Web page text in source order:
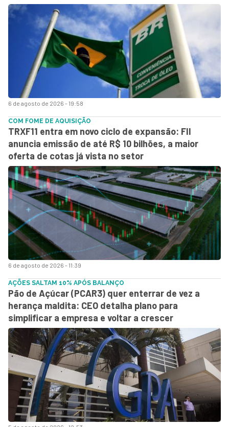
6 de agosto de 2026 - 19:58
6 de agosto de 2026 - 11:39
COM FOME DE AQUISIÇÃO
TRXF11 entra em novo ciclo de expansão: FII
anuncia emissão de até R$ 10 bilhões, a maior
oferta de cotas já vista no setor
AÇÕES SALTAM 10% APÓS BALANÇO
Pão de Açúcar (PCAR3) quer enterrar de vez a
herança maldita: CEO detalha plano para
simplificar a empresa e voltar a crescer